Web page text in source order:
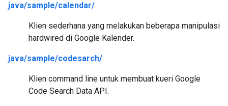
java/sample/calendar/
Klien sederhana yang melakukan beberapa manipulasi
hardwired di Google Kalender.
java/sample/codesarch/
Klien command line untuk membuat kueri Google
Code Search Data API.